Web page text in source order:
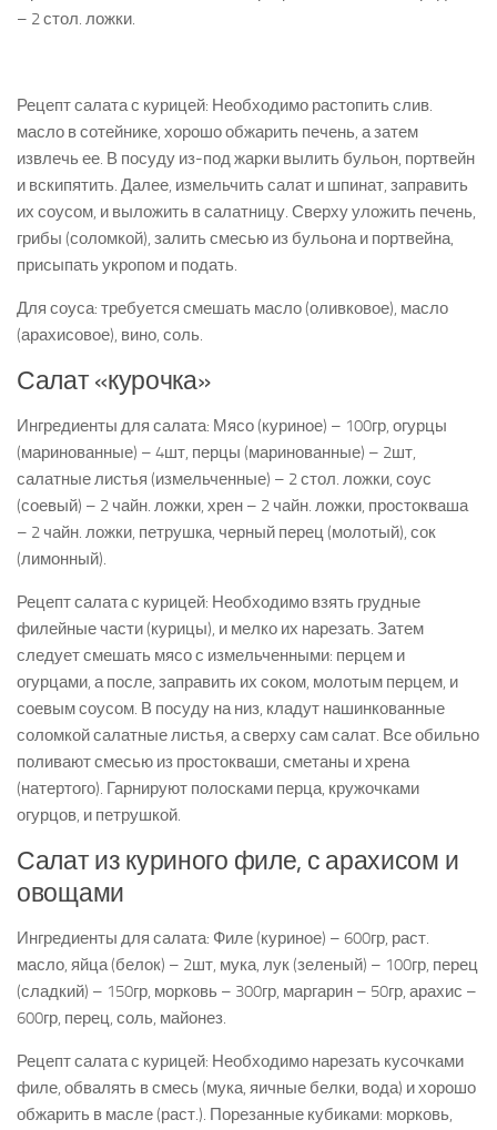
– 2 стол. ложки.
Рецепт салата с курицей: Необходимо растопить слив.
масло в сотейнике, хорошо обжарить печень, а затем
извлечь ее. В посуду из-под жарки вылить бульон, портвейн
и вскипятить. Далее, измельчить салат и шпинат, заправить
их соусом, и выложить в салатницу. Сверху уложить печень,
грибы (соломкой), залить смесью из бульона и портвейна,
присыпать укропом и подать.
Для соуса: требуется смешать масло (оливковое), масло
(арахисовое), вино, соль.
Салат «курочка»
Ингредиенты для салата: Мясо (куриное) – 100гр, огурцы
(маринованные) – 4шт, перцы (маринованные) – 2шт,
салатные листья (измельченные) – 2 стол. ложки, соус
(соевый) – 2 чайн. ложки, хрен – 2 чайн. ложки, простокваша
– 2 чайн. ложки, петрушка, черный перец (молотый), сок
(лимонный).
Рецепт салата с курицей: Необходимо взять грудные
филейные части (курицы), и мелко их нарезать. Затем
следует смешать мясо с измельченными: перцем и
огурцами, а после, заправить их соком, молотым перцем, и
соевым соусом. В посуду на низ, кладут нашинкованные
соломкой салатные листья, а сверху сам салат. Все обильно
поливают смесью из простокваши, сметаны и хрена
(натертого). Гарнируют полосками перца, кружочками
огурцов, и петрушкой.
Салат из куриного филе, с арахисом и
овощами
Ингредиенты для салата: Филе (куриное) – 600гр, раст.
масло, яйца (белок) – 2шт, мука, лук (зеленый) – 100гр, перец
(сладкий) – 150гр, морковь – 300гр, маргарин – 50гр, арахис –
600гр, перец, соль, майонез.
Рецепт салата с курицей: Необходимо нарезать кусочками
филе, обвалять в смесь (мука, яичные белки, вода) и хорошо
обжарить в масле (раст.). Порезанные кубиками: морковь,